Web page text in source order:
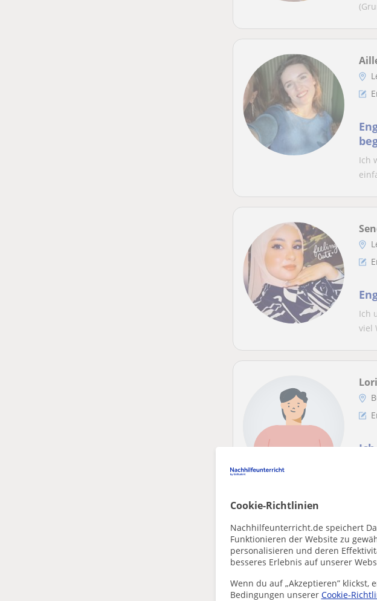
Cookie-Richtlinien
Nachhilfeunterricht.de speichert
Funktionieren der Website zu
personalisieren und deren
besseres Erlebnis auf unserer
Wenn du auf „Akzeptieren”
Bedingungen unserer Cookie-
Ich
Ich
viel